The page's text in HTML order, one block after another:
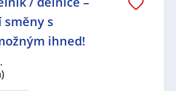
s
ihned!